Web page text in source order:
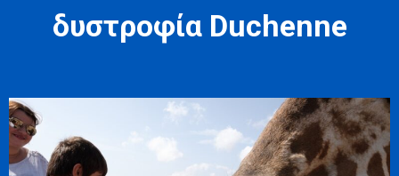
δυστροφία Duchenne